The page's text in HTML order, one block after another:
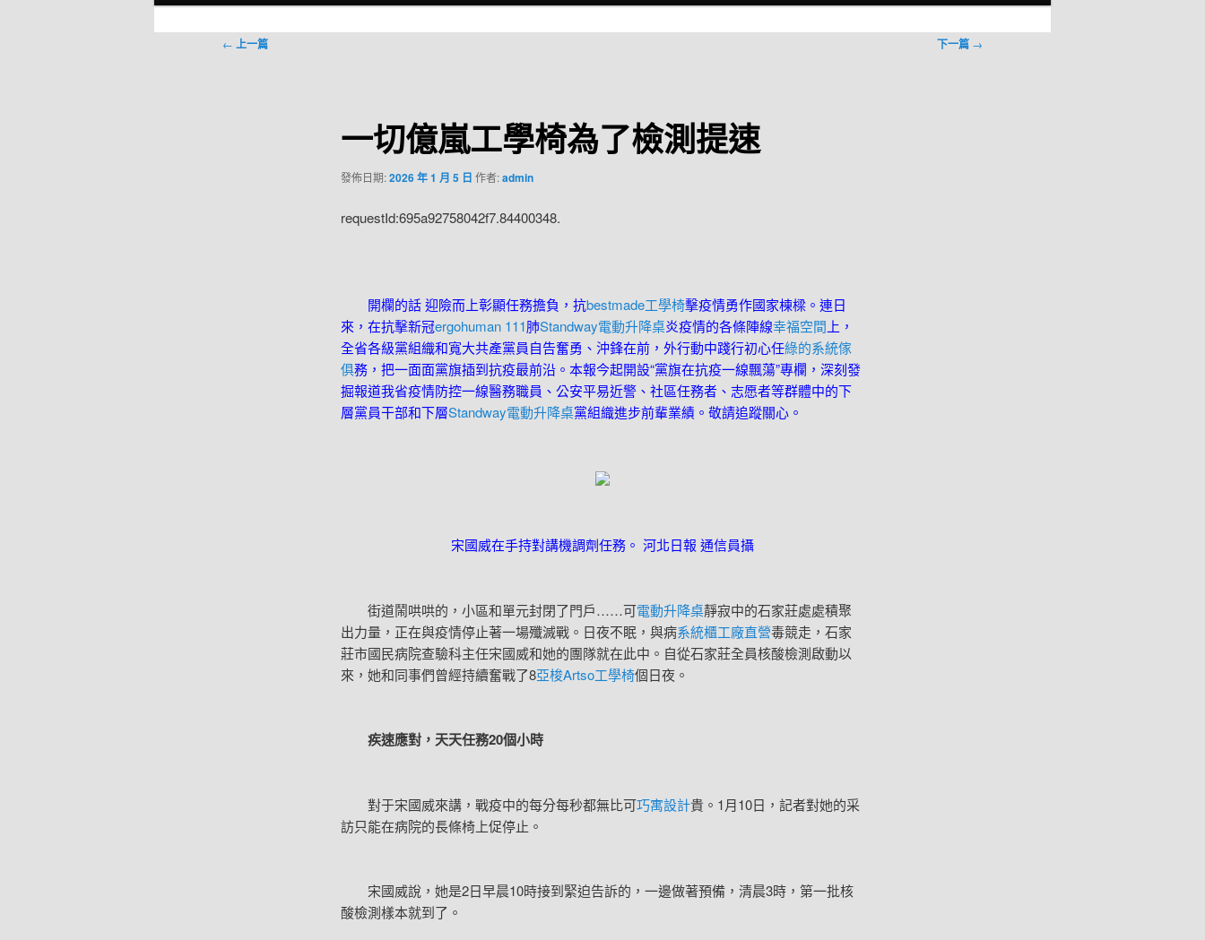
文
← 上一篇 下一篇 →
一切億嵐工學椅為了檢測提速
發佈日期:2026 年 1 月 5 日 作者:admin
requestId:695a92758042f7.84400348.
開欄的話 迎險而上彰顯任務擔負，抗bestmade工學椅擊疫情勇作國家棟樑。連日
來，在抗擊新冠ergohuman 111肺Standway電動升降桌炎疫情的各條陣線幸福空間 上，
全省各級黨組織和寬大共產黨員自告奮勇、沖鋒在前，外行動中踐行初心任綠的系統傢
俱務，把一面面黨旗插到抗疫最前沿。本報今起開設“黨旗在抗疫一線飄蕩”專欄，深刻發
掘報道我省疫情防控一線醫務職員、公安平易近警、社區任務者、志愿者等群體中的下
層黨員干部和下層Standway電動升降桌黨組織進步前輩業績。敬請追蹤關心。
宋國威在手持對講機調劑任務。 河北日報 通信員攝
街道鬧哄哄的，小區和單元封閉了門戶……可電動升降桌靜寂中的石家莊處處積聚
出力量，正在與疫情停止著一場殲滅戰。日夜不眠，與病系統櫃工廠直營毒競走，石家
莊市國民病院查驗科主任宋國威和她的團隊就在此中。自從石家莊全員核酸檢測啟動以
來，她和同事們曾經持續奮戰了8亞梭Artso工學椅個日夜。
疾速應對，天天任務20個小時
對于宋國威來講，戰疫中的每分每秒都無比可巧寓設計貴。1月10日，記者對她的采
訪只能在病院的長條椅上促停止。
宋國威說，她是2日早晨10時接到緊迫告訴的，一邊做著預備，清晨3時，第一批核
酸檢測樣本就到了。